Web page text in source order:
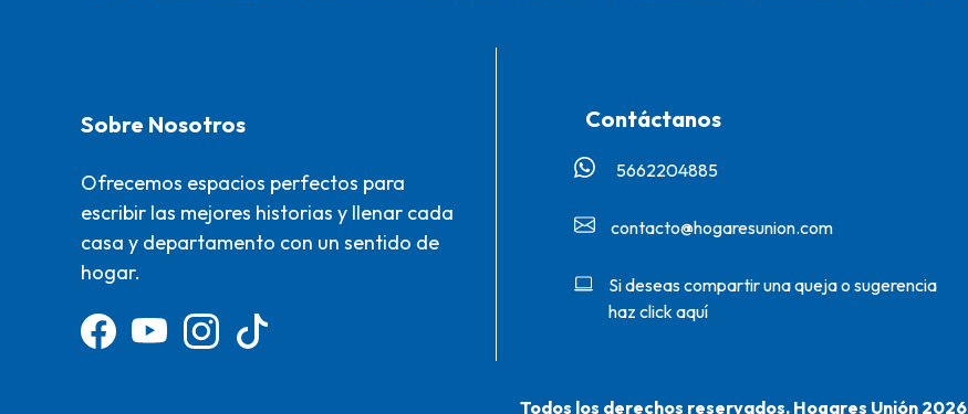
Sobre Nosotros
Ofrecemos espacios perfectos para
escribir las mejores historias y llenar cada
casa y departamento con un sentido de
hogar.
Contáctanos
5662204885‬
contacto@hogaresunion.com
Si deseas compartir una queja o sugerencia
haz click aquí
Todos los derechos reservados. Hogares Unión 2026